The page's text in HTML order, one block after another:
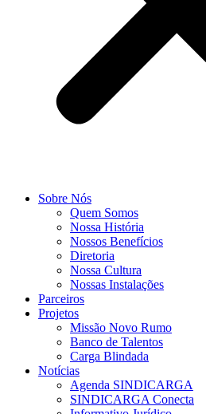
Sobre Nós
Quem Somos
Nossa História
Nossos Benefícios
Diretoria
Nossa Cultura
Nossas Instalações
Parceiros
Projetos
Missão Novo Rumo
Banco de Talentos
Carga Blindada
Notícias
Agenda SINDICARGA
SINDICARGA Conecta